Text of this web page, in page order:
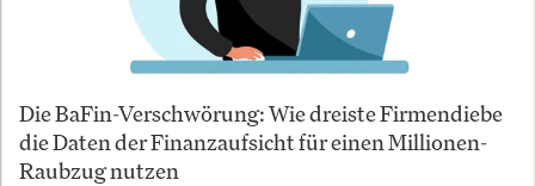
Die BaFin-Verschwörung: Wie dreiste Firmendiebe
die Daten der Finanzaufsicht für einen Millionen-
Raubzug nutzen